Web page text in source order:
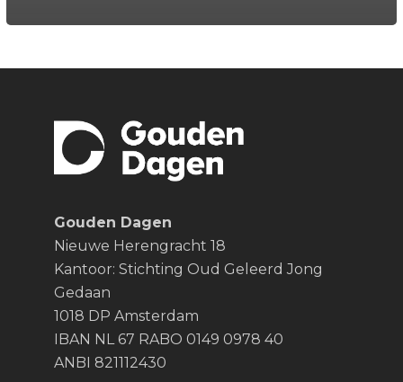
Gouden Dagen
Nieuwe Herengracht 18
Kantoor: Stichting Oud Geleerd Jong
Gedaan
1018 DP Amsterdam
IBAN NL 67 RABO 0149 0978 40
ANBI 821112430